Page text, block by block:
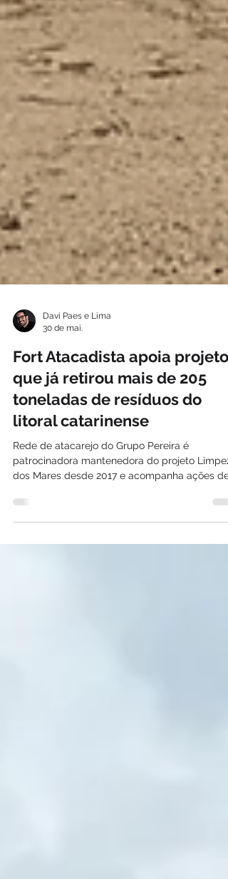
Davi Paes e Lima
30 de mai.
Fort Atacadista apoia projeto
que já retirou mais de 205
toneladas de resíduos do
litoral catarinense
patrocinadora mantenedora do projeto
dos Mares desde 2017 e acompanha ações de